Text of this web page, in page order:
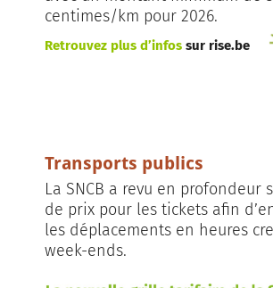
centimes/km pour 2026.
Retrouvez plus d’infos sur rise.be
Transports publics
La SNCB a revu en profondeur
de prix pour les tickets afin
les déplacements en heures
week-ends.